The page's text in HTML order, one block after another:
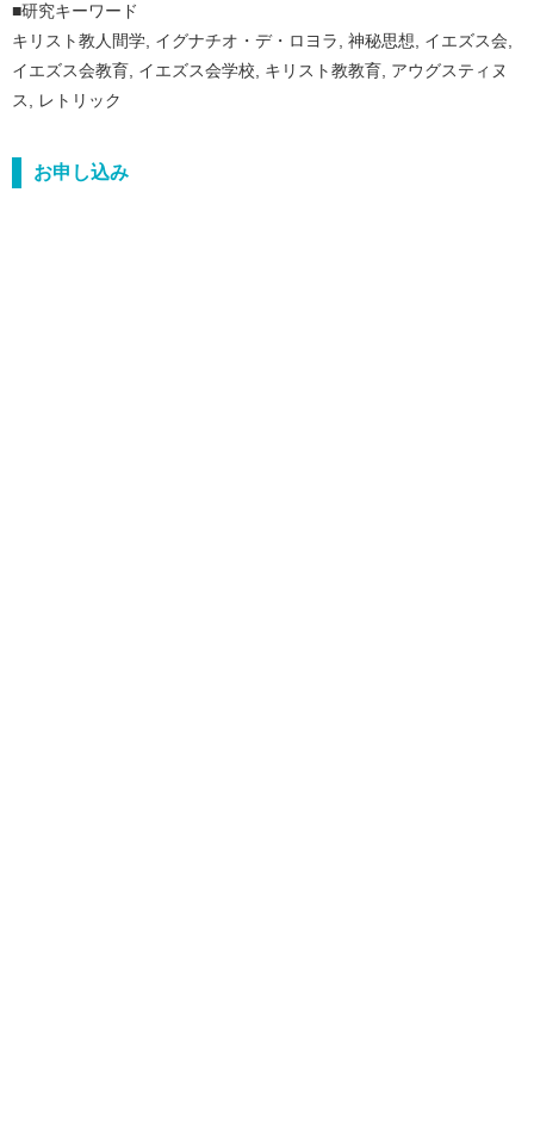
■研究キーワード
キリスト教人間学, イグナチオ・デ・ロヨラ, 神秘思想, イエズス会,
イエズス会教育, イエズス会学校, キリスト教教育, アウグスティヌ
ス, レトリック
お申し込み